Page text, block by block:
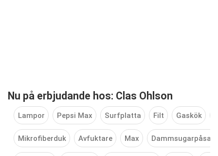
Nu på erbjudande hos: Clas Ohlson
Lampor Pepsi Max Surfplatta Filt Gaskök
Mikrofiberduk Avfuktare Max Dammsugarpåsar